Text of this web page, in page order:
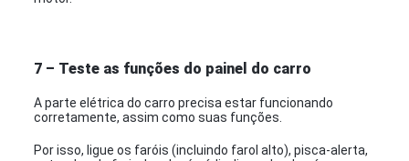
7 – Teste as funções do painel do carro
A parte elétrica do carro precisa estar funcionando
corretamente, assim como suas funções.
Por isso, ligue os faróis (incluindo farol alto), pisca-alerta,